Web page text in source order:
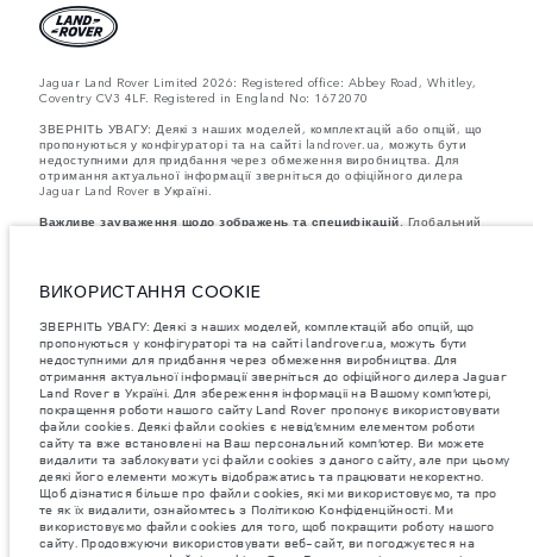
Jaguar Land Rover Limited 2026: Registered office: Abbey Road, Whitley,
Coventry CV3 4LF. Registered in England No: 1672070
ЗВЕРНІТЬ УВАГУ: Деякі з наших моделей, комплектацій або опцій, що
пропонуються у конфігураторі та на сайті landrover.ua, можуть бути
недоступними для придбання через обмеження виробництва. Для
отримання актуальної інформації зверніться до офіційного дилера
Jaguar Land Rover в Україні.
Важливе зауваження щодо зображень та специфікацій.Глобальний
використовуються на вебсайті, можуть не повністю відображати
поточні специфікації, опції, варіанти оздоблення та кольорові рішення.
інформації.
Зазначена вага відповідає стандартній специфікації автомобіля.
Аксесуари та інші елементи, встановлені після виробництва, можуть
впливати на вантажопідйомність. Під час завантаження автомобіля
аксесуарами, пасажирами, рідинами, паливом і корисним
навантаженням слід забезпечити, щоб загальна вага автомобіля та
максимальні навантаження на осі не перевищували допустимі
значення.
Jaguar Land Rover Limited постійно шукає шляхи поліпшити технічні
характеристики, дизайн і виробництво своїх автомобілів, деталей та
аксесуарів, зміни відбуваються постійно, і ми залишаємо за собою
право вносити зміни без попереднього повідомлення. Деякі функції
можуть відрізнятися від додаткових до стандартних для різних років
моделі. Інформація, технічні характеристики, двигуни і кольори на
ВИКОРИСТАННЯ COOKIE
ЗВЕРНІТЬ УВАГУ: Деякі з наших моделей, комплектацій або опцій, що
пропонуються у конфігураторі та на сайті landrover.ua, можуть бути
недоступними для придбання через обмеження виробництва. Для
отримання актуальної інформації зверніться до офіційного дилера Jaguar
Land Rover в Україні. Для збереження інформаціі на Вашому комп’ютері,
покращення роботи нашого сайту Land Rover пропонує використовувати
файли cookies. Деякі файли cookies є невід’ємним елементом роботи
сайту та вже встановлені на Ваш персональний комп’ютер. Ви можете
видалити та заблокувати усі файли cookies з даного сайту, але при цьому
деякі його елементи можуть відображатись та працювати некоректно.
Щоб дізнатися більше про файли cookies, які ми використовуємо, та про
те як їх видалити, ознайомтесь з Політикою Конфіденційності. Ми
використовуємо файли cookies для того, щоб покращити роботу нашого
сайту. Продовжуючи використовувати веб-сайт, ви погоджуєтеся на